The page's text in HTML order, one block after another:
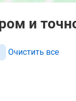
и
Очистить все